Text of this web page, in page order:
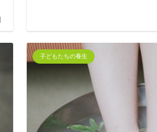
子どもたちの養生